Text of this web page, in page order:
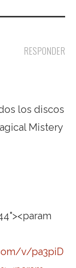
RESPONDER
los discos
Mistery
v/pa3piD